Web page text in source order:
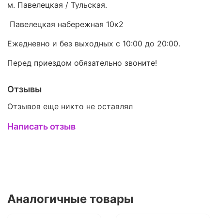
м. Павелецкая / Тульская.
Павелецкая набережная 10к2
Ежедневно и без выходных с 10:00 до 20:00.
Перед приездом обязательно звоните!
Отзывы
Отзывов еще никто не оставлял
Написать отзыв
Аналогичные товары